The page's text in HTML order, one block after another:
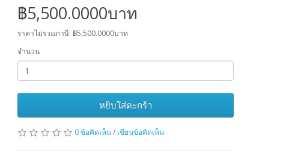
฿5,500.0000บาท
ราคาไม่รวมภาษี: ฿5,500.0000บาท
จำนวน
หยิบใส่ตะกร้า
0 ข้อคิดเห็น/ เขียนข้อคิดเห็น